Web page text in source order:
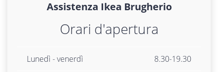
Assistenza Ikea Brugherio
Orari d'apertura
Lunedì - venerdì 8.30-19.30